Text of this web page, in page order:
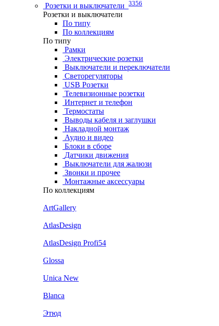
Розетки и выключатели 3356
Розетки и выключатели
По типу
По коллекциям
По типу
Рамки
Электрические розетки
Выключатели и переключатели
Светорегуляторы
USB Розетки
Телевизионные розетки
Интернет и телефон
Термостаты
Выводы кабеля и заглушки
Накладной монтаж
Аудио и видео
Блоки в сборе
Датчики движения
Выключатели для жалюзи
Звонки и прочее
Монтажные аксессуары
По коллекциям
ArtGallery
AtlasDesign
AtlasDesign Profi54
Glossa
Unica New
Blanca
Этюд